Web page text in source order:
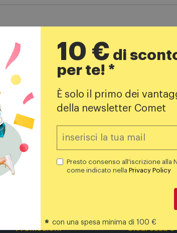
Iscriviti alla newsletter!
Presto consenso alla
nellaPrivacy Policy.
Promozioni
Sicurezza e
10 € di
per te! *
È solo il primo dei
della newsletter Comet
Presto consenso all'iscrizione alla
come indicato nella Privacy Policy
* con una spesa minima di 100 €